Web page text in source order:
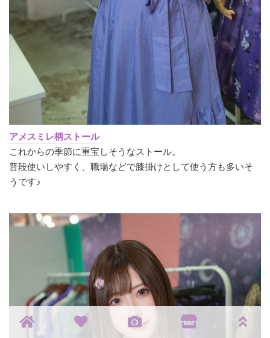
アメスミレ柄ストール
これからの季節に重宝しそうなストール。
普段使いしやすく、職場などで膝掛けとして使う方も多いそ
うです♪